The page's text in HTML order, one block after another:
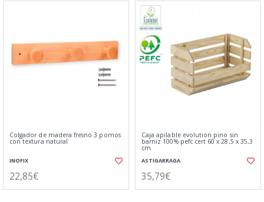
Colgador de madera fresno 3 pomos
con textura natural
INOFIX
22,85€
Caja apilable evolution pino sin
barniz 100% pefc cert 60 x 28,5 x 35,3
cm
ASTIGARRAGA
35,79€